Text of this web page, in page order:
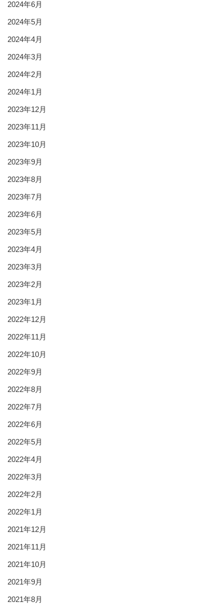
2024年6月
2024年5月
2024年4月
2024年3月
2024年2月
2024年1月
2023年12月
2023年11月
2023年10月
2023年9月
2023年8月
2023年7月
2023年6月
2023年5月
2023年4月
2023年3月
2023年2月
2023年1月
2022年12月
2022年11月
2022年10月
2022年9月
2022年8月
2022年7月
2022年6月
2022年5月
2022年4月
2022年3月
2022年2月
2022年1月
2021年12月
2021年11月
2021年10月
2021年9月
2021年8月